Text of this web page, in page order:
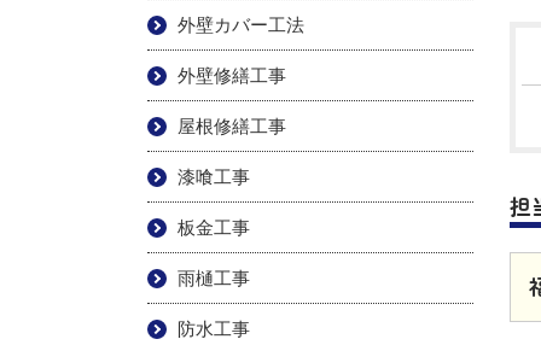
担
外壁カバー工法
外壁修繕工事
屋根修繕工事
漆喰工事
板金工事
雨樋工事
防水工事